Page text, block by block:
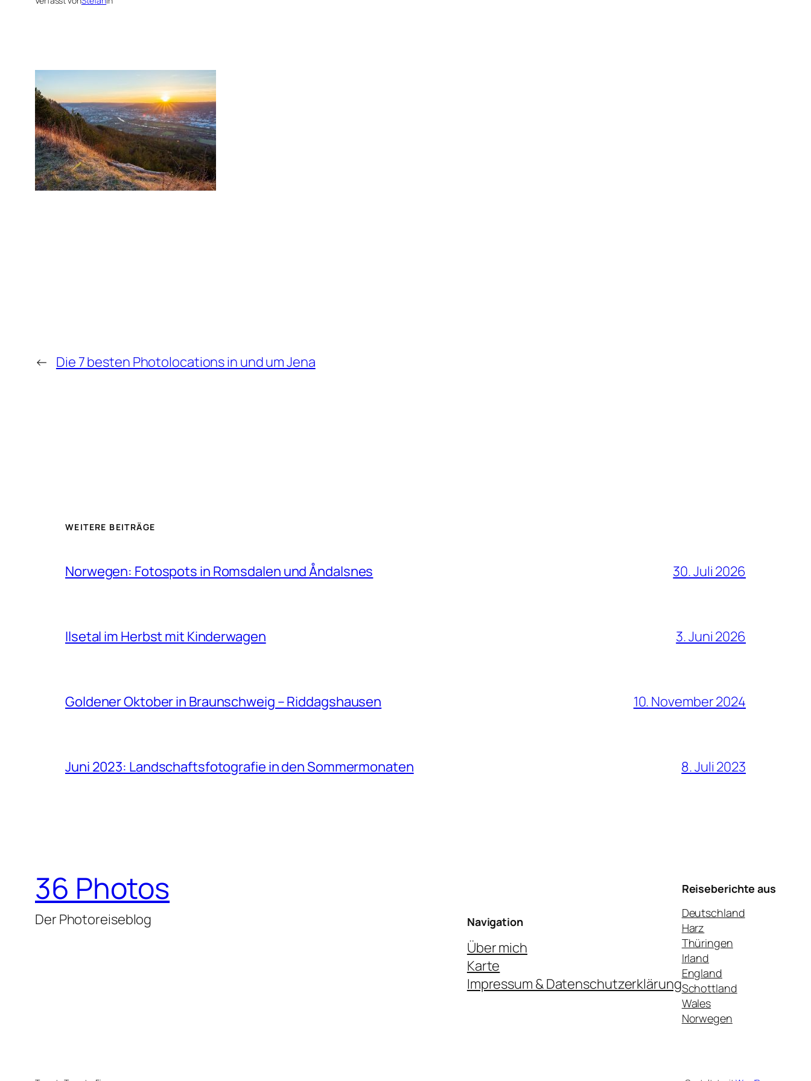
← Die 7 besten Photolocations in und um Jena
WEITERE BEITRÄGE
Norwegen: Fotospots in Romsdalen und Åndalsnes 30. Juli 2026
Ilsetal im Herbst mit Kinderwagen 3. Juni 2026
Goldener Oktober in Braunschweig – Riddagshausen 10. November 2024
Juni 2023: Landschaftsfotografie in den Sommermonaten 8. Juli 2023
36 Photos
Der Photoreiseblog Navigation
Über mich
Karte
Impressum & Datenschutzerklärung
Reiseberichte aus
Deutschland
Harz
Thüringen
Irland
England
Schottland
Wales
Norwegen